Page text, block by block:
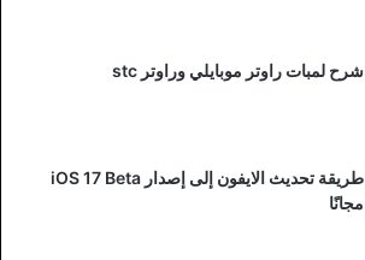
شرح لمبات راوتر موبايلي وراوتر stc
طريقة تحديث الايفون إلى إصدار iOS 17 Beta
مجانًا